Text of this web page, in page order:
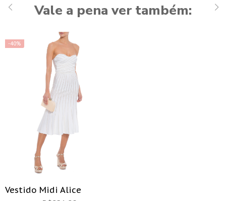
Vale a pena ver também:
-40%
Vestido Midi Alice